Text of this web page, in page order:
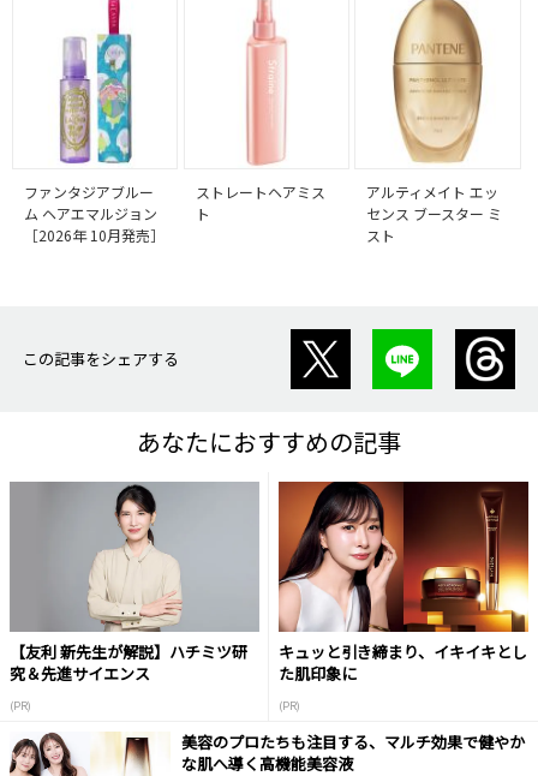
ファンタジアブルー
ム ヘアエマルジョン
［2026年 10月発売］
ストレートヘアミス
ト
アルティメイト エッ
センス ブースター ミ
スト
この記事をシェアする
あなたにおすすめの記事
【友利 新先生が解説】ハチミツ研
究＆先進サイエンス
(PR)
キュッと引き締まり、イキイキとし
た肌印象に
(PR)
美容のプロたちも注目する、マルチ効果で健やか
な肌へ導く高機能美容液